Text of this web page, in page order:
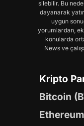
silebilir. Bu
dayanarak
uygun
yorumlardan,
konularda
News ve
Kripto
Bitcoin